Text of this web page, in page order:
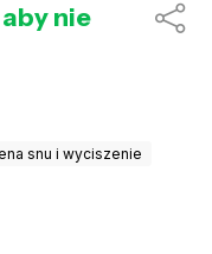
nie
snu i wyciszenie